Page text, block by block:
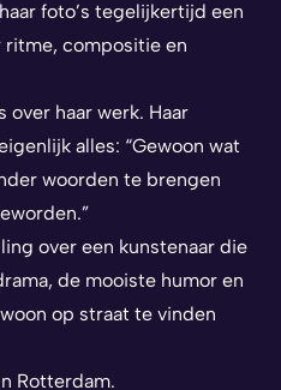
foto’s tegelijkertijd een
compositie en
over haar werk. Haar
alles: “Gewoon wat
woorden te brengen
over een kunstenaar die
de mooiste humor en
op straat te vinden
Rotterdam.